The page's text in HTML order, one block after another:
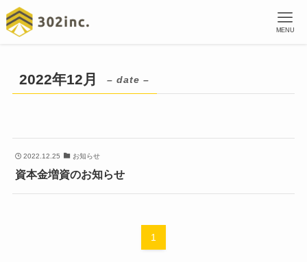
MENU
2022年12月 – date –
2022.12.25 お知らせ
資本金増資のお知らせ
1